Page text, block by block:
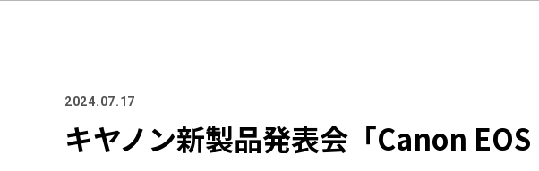
2024.07.17
キヤノン新製品発表会「Canon